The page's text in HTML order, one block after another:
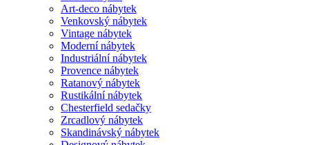
Art-deco nábytek
Venkovský nábytek
Vintage nábytek
Moderní nábytek
Industriální nábytek
Provence nábytek
Ratanový nábytek
Rustikální nábytek
Chesterfield sedačky
Zrcadlový nábytek
Skandinávský nábytek